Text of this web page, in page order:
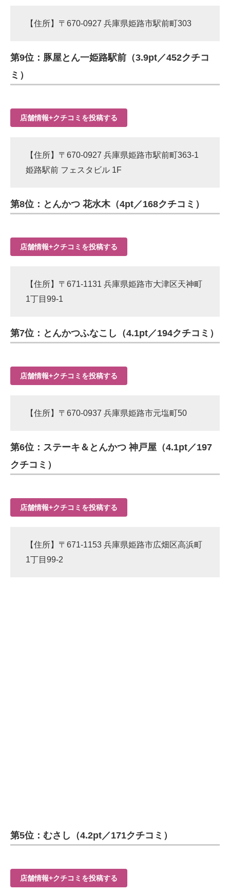
【住所】〒670-0927 兵庫県姫路市駅前町303
第9位：豚屋とん一姫路駅前（3.9pt／452クチコ
ミ）
店舗情報+クチコミを投稿する
【住所】〒670-0927 兵庫県姫路市駅前町363-1
姫路駅前 フェスタビル 1F
第8位：とんかつ 花水木（4pt／168クチコミ）
店舗情報+クチコミを投稿する
【住所】〒671-1131 兵庫県姫路市大津区天神町
1丁目99-1
第7位：とんかつふなこし（4.1pt／194クチコミ）
店舗情報+クチコミを投稿する
【住所】〒670-0937 兵庫県姫路市元塩町50
第6位：ステーキ＆とんかつ 神戸屋（4.1pt／197
クチコミ）
店舗情報+クチコミを投稿する
【住所】〒671-1153 兵庫県姫路市広畑区高浜町
1丁目99-2
第5位：むさし（4.2pt／171クチコミ）
店舗情報+クチコミを投稿する